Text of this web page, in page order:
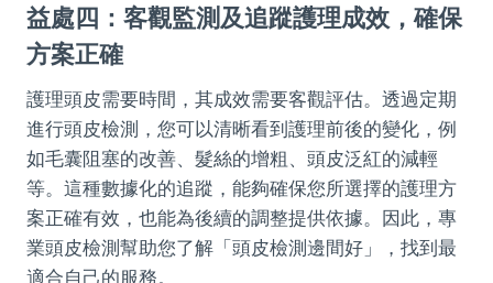
益處四：客觀監測及追蹤護理成效，確保
方案正確
護理頭皮需要時間，其成效需要客觀評估。透過定期
進行頭皮檢測，您可以清晰看到護理前後的變化，例
如毛囊阻塞的改善、髮絲的增粗、頭皮泛紅的減輕
等。這種數據化的追蹤，能夠確保您所選擇的護理方
案正確有效，也能為後續的調整提供依據。因此，專
業頭皮檢測幫助您了解「頭皮檢測邊間好」，找到最
適合自己的服務。